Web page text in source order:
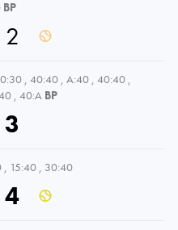
BP
2
, 40:40 , A:40 , 40:40 ,
, 40:A BP
3
, 15:40 , 30:40
4